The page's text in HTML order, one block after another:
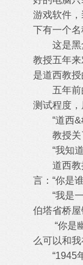
游戏软件
下有一个名
这是黑盒
教授五年
是道西教授
五年前的
测试程度，
“道西
教授关了
“我知道
道西教授
言：“你是
“我是一
伯塔省桥屋
“你是幽
么可以和我
“1945年